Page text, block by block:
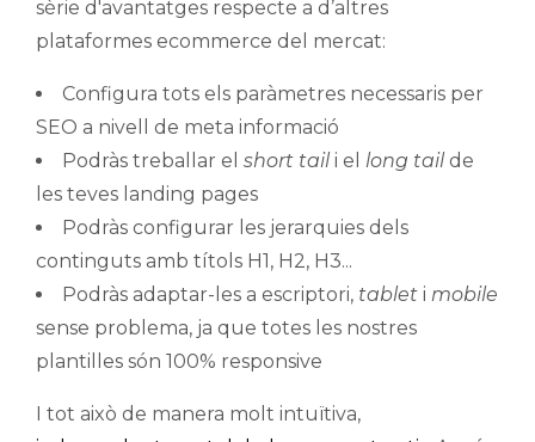
sèrie d'avantatges respecte a d’altres
plataformes ecommerce del mercat:
Configura tots els paràmetres necessaris per
SEO a nivell de meta informació
Podràs treballar el short taili el long tailde
les teves landing pages
Podràs configurar les jerarquies dels
continguts amb títols H1, H2, H3...
Podràs adaptar-les a escriptori, tablet i mobile
sense problema, ja que totes les nostres
plantilles són 100% responsive
I tot això de manera molt intuïtiva,